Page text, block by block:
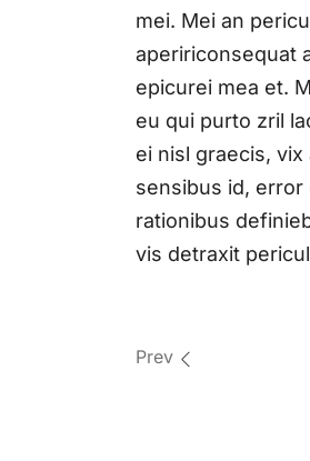
mei. Mei an
apeririconsequat
epicurei mea et.
eu qui purto zril
ei nisl graecis,
sensibus id, error
rationibus
vis detraxit
Prev